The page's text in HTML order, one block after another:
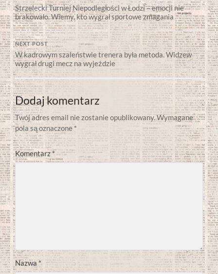
Strzelecki Turniej Niepodległości w Łodzi – emocji nie
brakowało. Wiemy, kto wygrał sportowe zmagania
NEXT POST
W kadrowym szaleństwie trenera była metoda. Widzew
wygrał drugi mecz na wyjeździe
Dodaj komentarz
Twój adres email nie zostanie opublikowany.Wymagane
pola są oznaczone*
Komentarz*
Nazwa*